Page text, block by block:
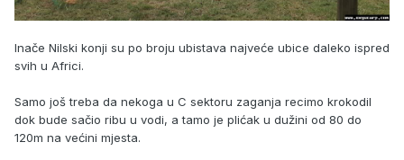
Inače Nilski konji su po broju ubistava najveće ubice daleko ispred
svih u Africi.
Samo još treba da nekoga u C sektoru zaganja recimo krokodil
dok bude sačio ribu u vodi, a tamo je plićak u dužini od 80 do
120m na većini mjesta.